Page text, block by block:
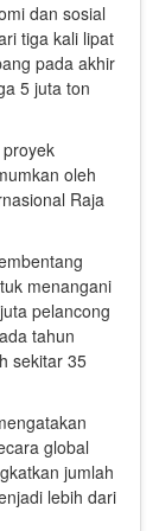
dan sosial
tiga kali lipat
pada akhir
5 juta ton
oleh
Raja
menangani
pelancong
tahun
sekitar 35
global
jumlah
lebih dari